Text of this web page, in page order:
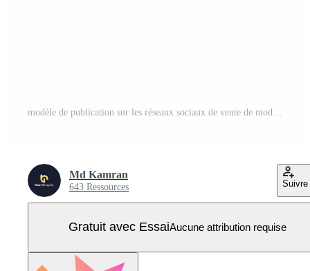
Md Kamran
643 Ressources Suivre
Gratuit avec EssaiAucune attribution requise